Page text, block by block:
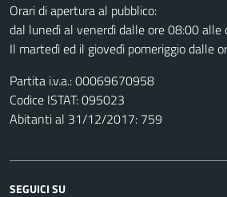
Orari di apertura al pubblico:
dal lunedì al venerdì dalle ore 08:00 alle
Il martedì ed il giovedì pomeriggio dalle
Partita i.v.a.: 00069670958
Codice ISTAT: 095023
Abitanti al 31/12/2017: 759
SEGUICI SU